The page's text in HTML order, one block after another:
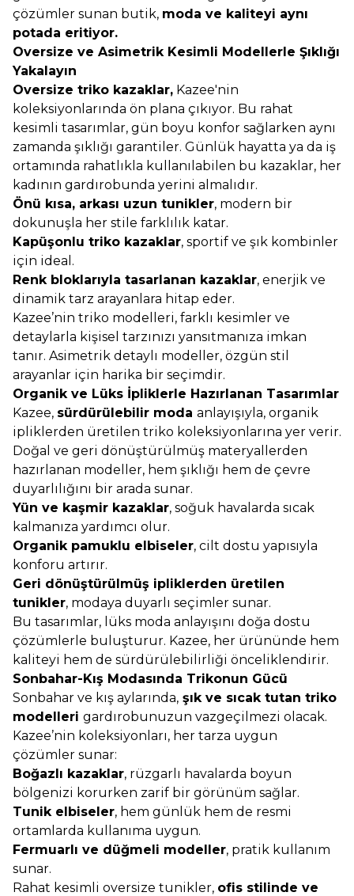
çözümler sunan butik, moda ve kaliteyi aynı
potada eritiyor.
Oversize ve Asimetrik Kesimli Modellerle Şıklığı
Yakalayın
Oversize triko kazaklar, Kazee'nin
koleksiyonlarında ön plana çıkıyor. Bu rahat
kesimli tasarımlar, gün boyu konfor sağlarken aynı
zamanda şıklığı garantiler. Günlük hayatta ya da iş
ortamında rahatlıkla kullanılabilen bu kazaklar, her
kadının gardırobunda yerini almalıdır.
Önü kısa, arkası uzun tunikler, modern bir
dokunuşla her stile farklılık katar.
Kapüşonlu triko kazaklar, sportif ve şık kombinler
için ideal.
Renk bloklarıyla tasarlanan kazaklar, enerjik ve
dinamik tarz arayanlara hitap eder.
Kazee’nin triko modelleri, farklı kesimler ve
detaylarla kişisel tarzınızı yansıtmanıza imkan
tanır. Asimetrik detaylı modeller, özgün stil
arayanlar için harika bir seçimdir.
Organik ve Lüks İpliklerle Hazırlanan Tasarımlar
Kazee, sürdürülebilir moda anlayışıyla, organik
ipliklerden üretilen triko koleksiyonlarına yer verir.
Doğal ve geri dönüştürülmüş materyallerden
hazırlanan modeller, hem şıklığı hem de çevre
duyarlılığını bir arada sunar.
Yün ve kaşmir kazaklar, soğuk havalarda sıcak
kalmanıza yardımcı olur.
Organik pamuklu elbiseler, cilt dostu yapısıyla
konforu artırır.
Geri dönüştürülmüş ipliklerden üretilen
tunikler, modaya duyarlı seçimler sunar.
Bu tasarımlar, lüks moda anlayışını doğa dostu
çözümlerle buluşturur. Kazee, her ürününde hem
kaliteyi hem de sürdürülebilirliği önceliklendirir.
Sonbahar-Kış Modasında Trikonun Gücü
Sonbahar ve kış aylarında, şık ve sıcak tutan triko
modelleri gardırobunuzun vazgeçilmezi olacak.
Kazee’nin koleksiyonları, her tarza uygun
çözümler sunar:
Boğazlı kazaklar, rüzgarlı havalarda boyun
bölgenizi korurken zarif bir görünüm sağlar.
Tunik elbiseler, hem günlük hem de resmi
ortamlarda kullanıma uygun.
Fermuarlı ve düğmeli modeller, pratik kullanım
sunar.
Rahat kesimli oversize tunikler, ofis stilinde ve